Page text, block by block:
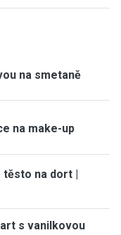
na smetaně
na make-up
na dort |
s vanilkovou